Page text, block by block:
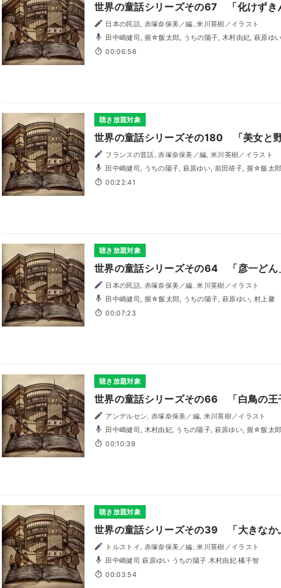
世界の童話シリーズその67 「化けずき
日本の民話, 赤塚奈保美／編, 米川英樹／イラスト
田中嶋健司, 握☆飯太郎, うちの陽子, 木村由妃, 萩原ゆい
00:06:56
聴き放題対象
世界の童話シリーズその180 「美女と野
フランスの昔話, 赤塚奈保美／編, 米川英樹／イラスト
田中嶋健司, うちの陽子, 萩原ゆい, 前田靖子, 握☆飯太郎
00:22:41
聴き放題対象
世界の童話シリーズその64 「彦一どん
日本の民話, 赤塚奈保美／編, 米川英樹／イラスト
田中嶋健司, 握☆飯太郎, うちの陽子, 萩原ゆい, 村上馨
00:07:23
聴き放題対象
世界の童話シリーズその66 「白鳥の王
アンデルセン, 赤塚奈保美／編, 米川英樹／イラスト
田中嶋健司, 木村由妃, うちの陽子, 萩原ゆい, 握☆飯太郎
00:10:39
聴き放題対象
世界の童話シリーズその39 「大きなか
トルストイ, 赤塚奈保美／編, 米川英樹／イラスト
田中嶋健司 萩原ゆい うちの陽子 木村由妃 橘千智
00:03:54